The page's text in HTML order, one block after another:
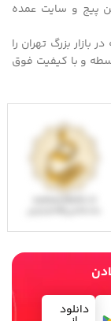
پیج و سایت عمده
بازار بزرگ تهران را
و با کیفیت فوق
دانلود